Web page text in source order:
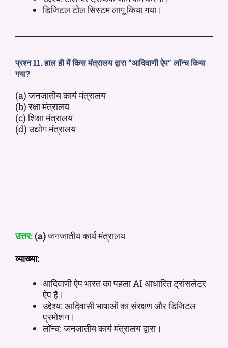
डिजिटल टोल सिस्टम लागू किया गया।
प्रश्न 11. हाल ही में किस मंत्रालय द्वारा “आदिवाणी ऐप” लॉन्च किया
गया?
(a) जनजातीय कार्य मंत्रालय
(b) रक्षा मंत्रालय
(c) शिक्षा मंत्रालय
(d) उद्योग मंत्रालय
उत्तर:(a)जनजातीय कार्य मंत्रालय
व्याख्या:
आदिवाणी ऐप भारत का पहला AI आधारित ट्रांसलेटर
ऐप है।
उद्देश्य: आदिवासी भाषाओं का संरक्षण और डिजिटल
प्रमोशन।
लॉन्च: जनजातीय कार्य मंत्रालय द्वारा।